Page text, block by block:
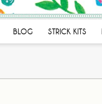
BLOG STRICK KITS